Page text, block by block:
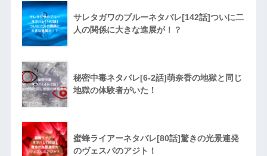
サレタガワのブルーネタバレ[142話]ついに二
人の関係に大きな進展が！？
秘密中毒ネタバレ[6-2話]萌奈香の地獄と同じ
地獄の体験者がいた！
蜜蜂ライアーネタバレ[80話]驚きの光景連発
のヴェスパのアジト！